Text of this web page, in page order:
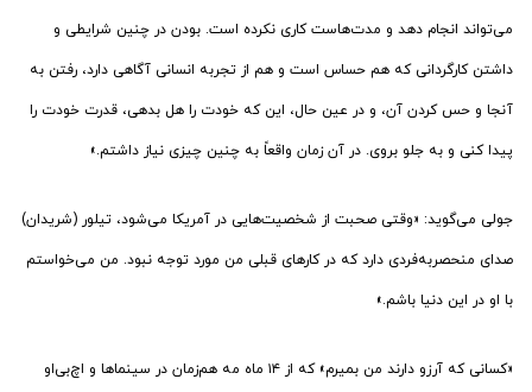
می‌تواند انجام دهد و مدت‌هاست کاری نکرده است. بودن در چنین شرایطی و
داشتن کارگردانی که هم حساس است و هم از تجربه انسانی آگاهی دارد، رفتن به
آنجا و حس کردن آن، و در عین حال، این که خودت را هل بدهی، قدرت خودت را
پیدا کنی و به جلو بروی. در آن زمان واقعاً به چنین چیزی نیاز داشتم.»
جولی می‌گوید: «وقتی صحبت از شخصیت‌هایی در آمریکا می‌شود، تیلور (شریدان)
صدای منحصربه‌فردی دارد که در کارهای قبلی من مورد توجه نبود. من می‌خواستم
با او در این دنیا باشم.»
«کسانی که آرزو دارند من بمیرم» که از ۱۴ ماه مه هم‌زمان در سینماها و اچ‌بی‌او